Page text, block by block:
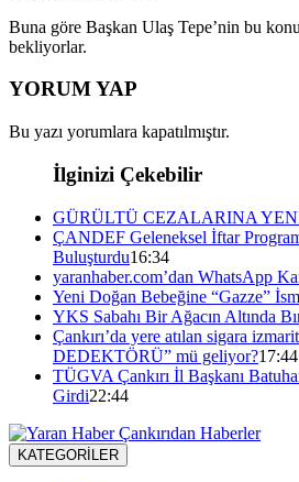
Buna göre Başkan Ulaş Tepe’nin bu
bekliyorlar.
YORUM YAP
Bu yazı yorumlara kapatılmıştır.
İlginizi Çekebilir
GÜRÜLTÜ CEZALARINA
ÇANDEF Geleneksel İftar
Buluşturdu16:34
yaranhaber.com’dan WhatsApp
Yeni Doğan Bebeğine “Gazze”
YKS Sabahı Bir Ağacın Altında
Çankırı’da yere atılan sigara
DEDEKTÖRÜ” mü geliyor?17:44
TÜGVA Çankırı İl Başkanı
Girdi22:44
KATEGORİLER